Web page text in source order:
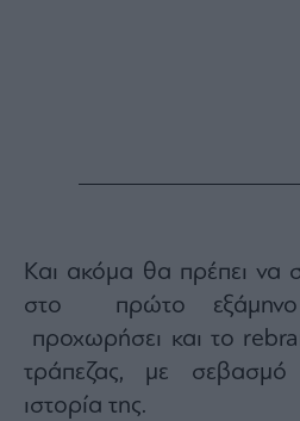
Και ακόμα θα πρέπει να
στο πρώτο
προχωρήσει και το
τράπεζας, με
ιστορία της.